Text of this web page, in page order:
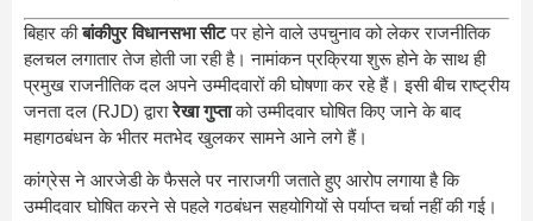
बिहार कीबांकीपुर विधानसभा सीटपर होने वाले उपचुनाव को लेकर राजनीतिक
हलचल लगातार तेज होती जा रही है। नामांकन प्रक्रिया शुरू होने के साथ ही
प्रमुख राजनीतिक दल अपने उम्मीदवारों की घोषणा कर रहे हैं। इसी बीच राष्ट्रीय
जनता दल (RJD) द्वारारेखा गुप्ताको उम्मीदवार घोषित किए जाने के बाद
महागठबंधन के भीतर मतभेद खुलकर सामने आने लगे हैं।
कांग्रेस ने आरजेडी के फैसले पर नाराजगी जताते हुए आरोप लगाया है कि
उम्मीदवार घोषित करने से पहले गठबंधन सहयोगियों से पर्याप्त चर्चा नहीं की गई।